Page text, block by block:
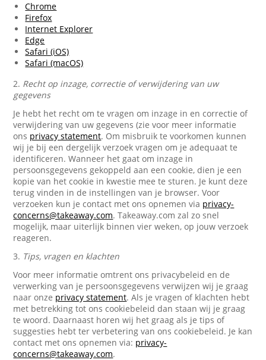
Chrome
Firefox
Internet Explorer
Edge
Safari (iOS)
Safari (macOS)
2. Recht op inzage, correctie of verwijdering van uw
gegevens
Je hebt het recht om te vragen om inzage in en correctie of
verwijdering van uw gegevens (zie voor meer informatie
ons privacy statement. Om misbruik te voorkomen kunnen
wij je bij een dergelijk verzoek vragen om je adequaat te
identificeren. Wanneer het gaat om inzage in
persoonsgegevens gekoppeld aan een cookie, dien je een
kopie van het cookie in kwestie mee te sturen. Je kunt deze
terug vinden in de instellingen van je browser. Voor
verzoeken kun je contact met ons opnemen via privacy-
concerns@takeaway.com. Takeaway.com zal zo snel
mogelijk, maar uiterlijk binnen vier weken, op jouw verzoek
reageren.
3. Tips, vragen en klachten
Voor meer informatie omtrent ons privacybeleid en de
verwerking van je persoonsgegevens verwijzen wij je graag
naar onze privacy statement. Als je vragen of klachten hebt
met betrekking tot ons cookiebeleid dan staan wij je graag
te woord. Daarnaast horen wij het graag als je tips of
suggesties hebt ter verbetering van ons cookiebeleid. Je kan
contact met ons opnemen via: privacy-
concerns@takeaway.com.